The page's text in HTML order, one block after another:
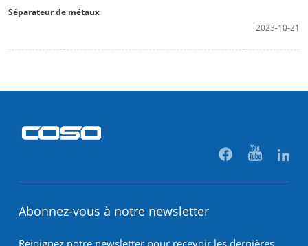
Séparateur de métaux
2023-10-21
Abonnez-vous à notre newsletter
Rejoignez notre newsletter pour recevoir les dernières